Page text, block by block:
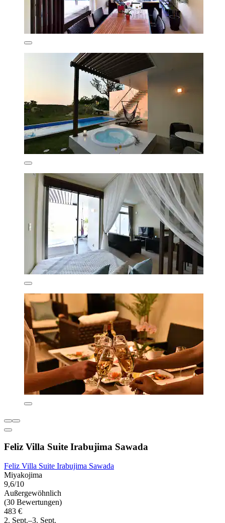
Feliz Villa Suite Irabujima Sawada
Feliz Villa Suite Irabujima Sawada
Miyakojima
9,6/10
Außergewöhnlich
(30 Bewertungen)
483 €
2. Sept.–3. Sept.